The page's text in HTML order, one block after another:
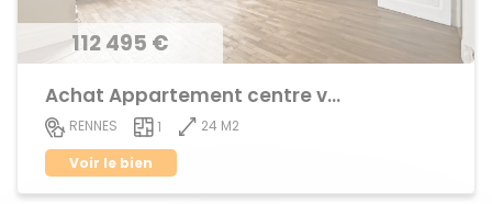
112 495 €
Achat Appartement centre ville
RENNES 1
24 M2
Voir le bien